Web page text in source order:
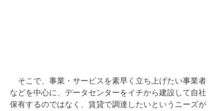
そこで、事業・サービスを素早く立ち上げたい事業者
などを中心に、データセンターをイチから建設して自社
保有するのではなく、賃貸で調達したいというニーズが